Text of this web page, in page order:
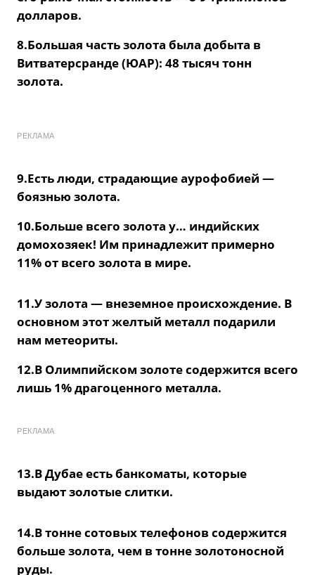
долларов.
8.Большая часть золота была добыта в
Витватерсранде (ЮАР): 48 тысяч тонн
золота.
РЕКЛАМА
9.Есть люди, страдающие аурофобией —
боязнью золота.
10.Больше всего золота у… индийских
домохозяек! Им принадлежит примерно
11% от всего золота в мире.
11.У золота — внеземное происхождение. В
основном этот желтый металл подарили
нам метеориты.
12.В Олимпийском золоте содержится всего
лишь 1% драгоценного металла.
РЕКЛАМА
13.В Дубае есть банкоматы, которые
выдают золотые слитки.
14.В тонне сотовых телефонов содержится
больше золота, чем в тонне золотоносной
руды.